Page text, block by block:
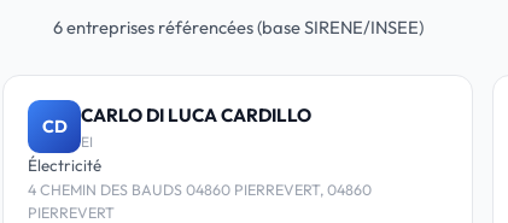
6 entreprises référencées (base SIRENE/INSEE)
CD CARLO DI LUCA CARDILLO
EI
Électricité
4 CHEMIN DES BAUDS 04860 PIERREVERT, 04860
PIERREVERT